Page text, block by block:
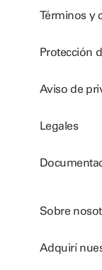
Términos y
Protección
Aviso de
Legales
Sobre
Adquirí